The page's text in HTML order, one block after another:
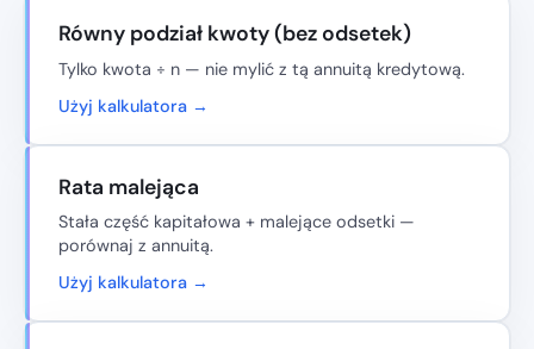
Równy podział kwoty (bez odsetek)
Tylko kwota ÷ n — nie mylić z tą annuitą kredytową.
Użyj kalkulatora →
Rata malejąca
Stała część kapitałowa + malejące odsetki —
porównaj z annuitą.
Użyj kalkulatora →